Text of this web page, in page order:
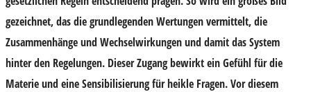
gezeichnet, das die grundlegenden Wertungen vermittelt, die
Zusammenhänge und Wechselwirkungen und damit das System
hinter den Regelungen. Dieser Zugang bewirkt ein Gefühl für die
Materie und eine Sensibilisierung für heikle Fragen. Vor diesem